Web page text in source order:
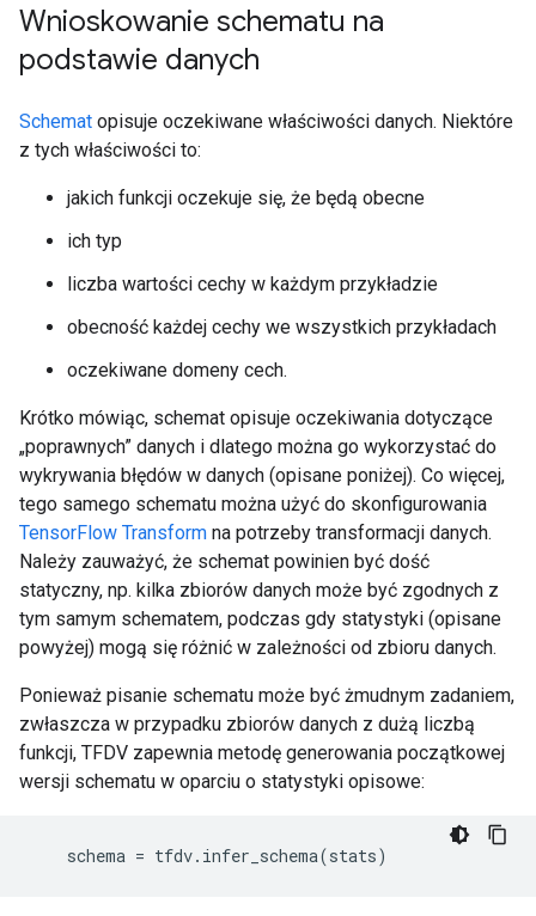
Wnioskowanie schematu na
podstawie danych
Schemat opisuje oczekiwane właściwości danych. Niektóre
z tych właściwości to:
jakich funkcji oczekuje się, że będą obecne
ich typ
liczba wartości cechy w każdym przykładzie
obecność każdej cechy we wszystkich przykładach
oczekiwane domeny cech.
Krótko mówiąc, schemat opisuje oczekiwania dotyczące
„poprawnych” danych i dlatego można go wykorzystać do
wykrywania błędów w danych (opisane poniżej). Co więcej,
tego samego schematu można użyć do skonfigurowania
TensorFlow Transform na potrzeby transformacji danych.
Należy zauważyć, że schemat powinien być dość
statyczny, np. kilka zbiorów danych może być zgodnych z
tym samym schematem, podczas gdy statystyki (opisane
powyżej) mogą się różnić w zależności od zbioru danych.
Ponieważ pisanie schematu może być żmudnym zadaniem,
zwłaszcza w przypadku zbiorów danych z dużą liczbą
funkcji, TFDV zapewnia metodę generowania początkowej
wersji schematu w oparciu o statystyki opisowe:
schema = tfdv. infer_schema(stats)